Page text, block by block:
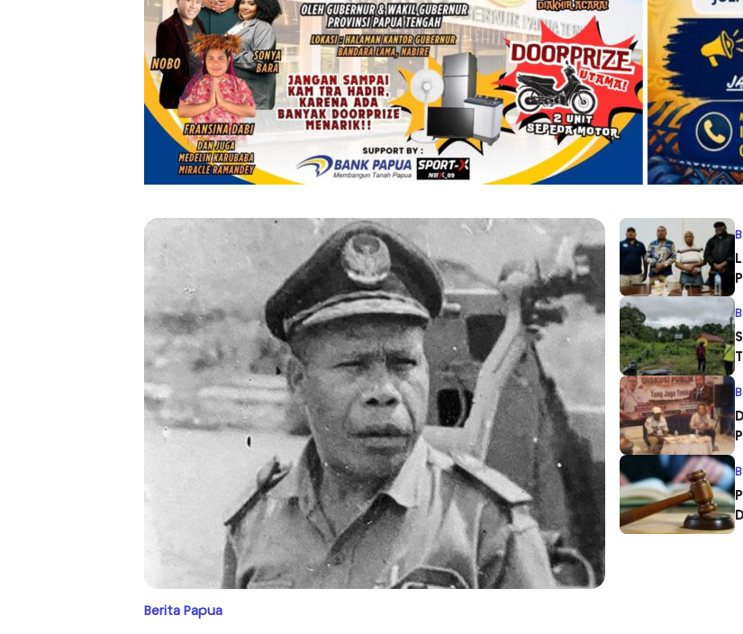
Berita Papua